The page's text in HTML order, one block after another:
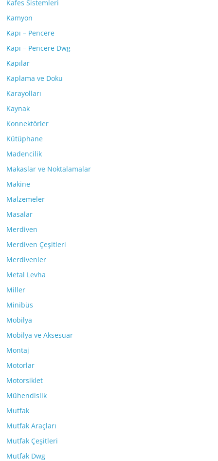
Kafes Sistemleri
Kamyon
Kapı – Pencere
Kapı – Pencere Dwg
Kapılar
Kaplama ve Doku
Karayolları
Kaynak
Konnektörler
Kütüphane
Madencilik
Makaslar ve Noktalamalar
Makine
Malzemeler
Masalar
Merdiven
Merdiven Çeşitleri
Merdivenler
Metal Levha
Miller
Minibüs
Mobilya
Mobilya ve Aksesuar
Montaj
Motorlar
Motorsiklet
Mühendislik
Mutfak
Mutfak Araçları
Mutfak Çeşitleri
Mutfak Dwg